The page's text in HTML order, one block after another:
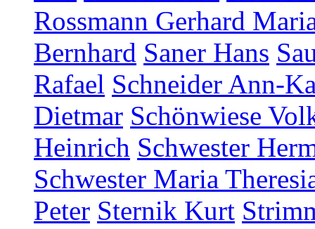
Rossmann Gerhard
Bernhard Saner Hans
Rafael Schneider Ann-
Dietmar Schönwiese
Heinrich Schwester
Schwester Maria
Peter Sternik Kurt